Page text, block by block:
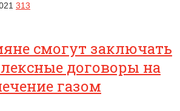
313
смогут заключать
договоры на
газом